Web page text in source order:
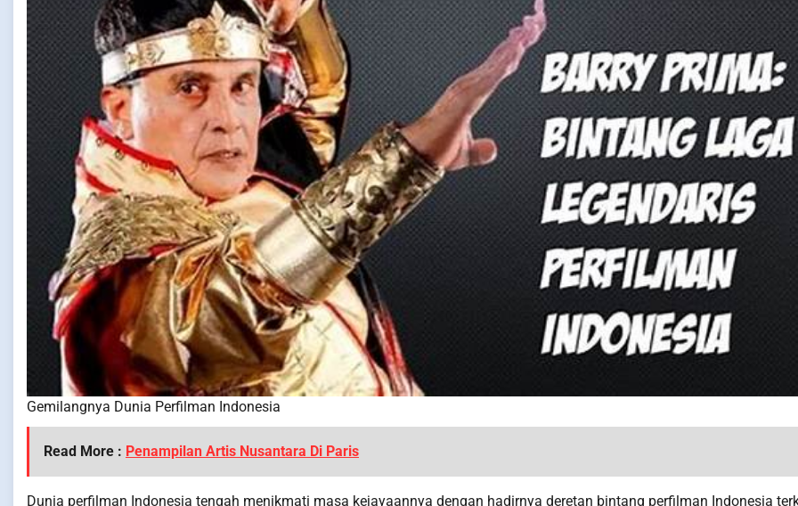
Gemilangnya Dunia Perfilman Indonesia
Read More : Penampilan Artis Nusantara Di Paris
Dunia perfilman Indonesia tengah menikmati masa kejayaannya dengan hadirnya deretan bintang perfilman Indonesia